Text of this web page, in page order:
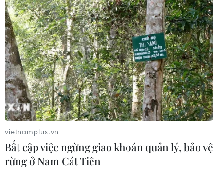
đất bão hòa nước trong thời gian dài dẫn tới hiện tượng
sạt trượt đất đá tại điểm gần hố móng công trình nhà
máy Thủy điện Hòa Bình mở rộng.
vietnamplus.vn
Bất cập việc ngừng giao khoán quản lý, bảo vệ
rừng ở Nam Cát Tiên